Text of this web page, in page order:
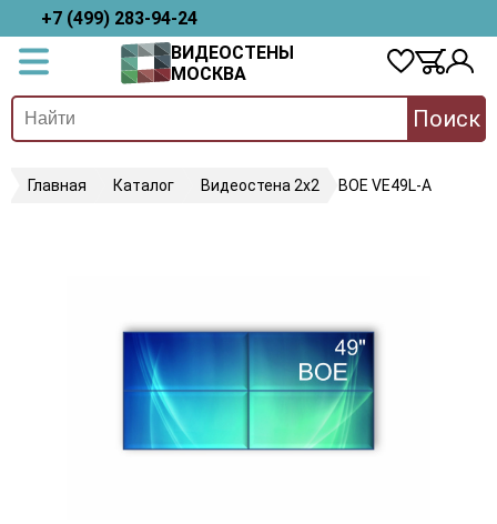
+7 (499) 283-94-24
ВИДЕОСТЕНЫ
МОСКВА
Поиск
Главная Каталог Видеостена 2x2 BOE VE49L-A